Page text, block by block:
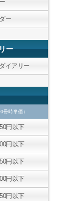
ー
ー
イアリー
冊時単価）
円以下
円以下
円以下
円以下
円以下